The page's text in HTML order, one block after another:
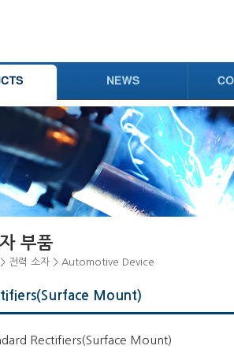
부품
> 전력 소자 > Automotive Device
Mount)
Rectifiers(Surface Mount)